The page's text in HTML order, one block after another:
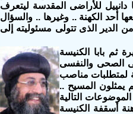
دانييل للأراضى المقدسة ليتعرف
أحد الكهنة .. وغيرها .. والسؤال
الدير الذى تتولى مسئوليته إلى
ثم بابا الكنيسة
الصحى والنفسى
لمتطلبات مناصب
يمثلون المسيح ..
التالية
فى صلاة وراء كاهنة أسقفة الكنيسة